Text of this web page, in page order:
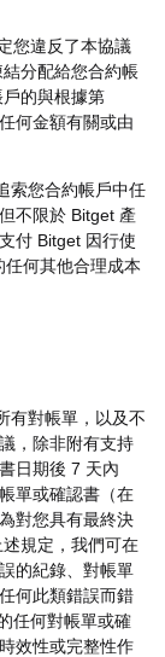
您違反了本協議
分配給您合約帳
的與根據第
何金額有關或由
索您合約帳戶中任
不限於 Bitget 產
付 Bitget 因行使
何其他合理成本
有對帳單，以及不
，除非附有支持
日期後 7 天內
單或確認書（在
對您具有最終決
規定，我們可在
的紀錄、對帳單
何此類錯誤而錯
任何對帳單或確
效性或完整性作